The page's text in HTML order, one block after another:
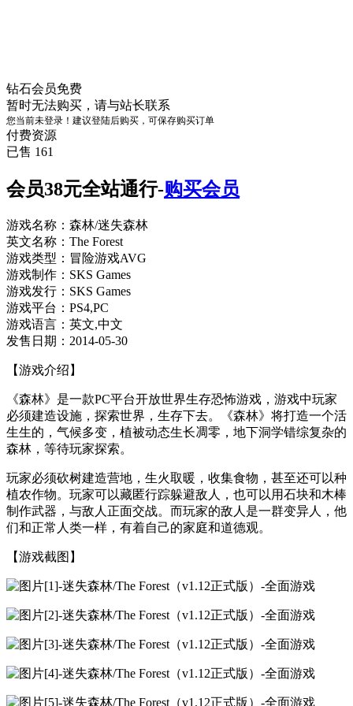
钻石会员免费
暂时无法购买，请与站长联系
您当前未登录！建议登陆后购买，可保存购买订单
付费资源
已售 161
会员38元全站通行-购买会员
游戏名称：森林/迷失森林
英文名称：The Forest
游戏类型：冒险游戏AVG
游戏制作：SKS Games
游戏发行：SKS Games
游戏平台：PS4,PC
游戏语言：英文,中文
发售日期：2014-05-30
【游戏介绍】
《森林》是一款PC平台开放世界生存恐怖游戏，游戏中玩家
必须建造设施，探索世界，生存下去。《森林》将打造一个活
生生的，气候多变，植被动态生长凋零，地下洞学错综复杂的
森林，等待玩家探索。
玩家必须砍树建造营地，生火取暖，收集食物，甚至还可以种
植农作物。玩家可以藏匿行踪躲避敌人，也可以用石块和木棒
制作武器，与敌人正面交战。而玩家的敌人是一群变异人，他
们和正常人类一样，有着自己的家庭和道德观。
【游戏截图】